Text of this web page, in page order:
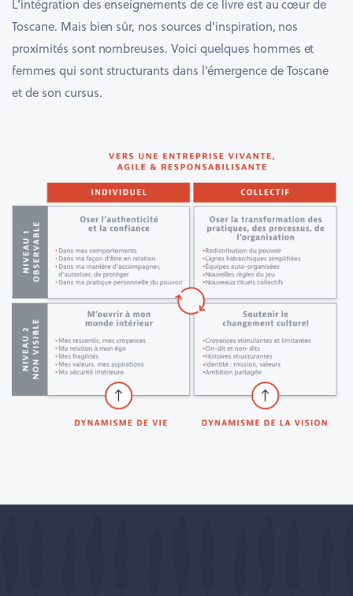
L’intégration des enseignements de ce livre est au cœur de
Toscane. Mais bien sûr, nos sources d’inspiration, nos
proximités sont nombreuses. Voici quelques hommes et
femmes qui sont structurants dans l’émergence de Toscane
et de son cursus.